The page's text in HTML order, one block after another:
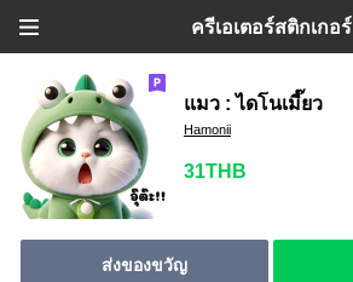
ครีเอเตอร์สติกเกอร์
แมว : ไดโนเมี๊ยว
Hamonii
31THB
ส่งของขวัญ